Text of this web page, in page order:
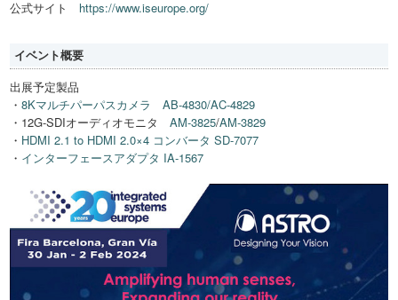
公式サイト https://www.iseurope.org/
イベント概要
出展予定製品
・8Kマルチパーパスカメラ AB-4830/AC-4829
・12G-SDIオーディオモニタAM-3825/AM-3829
・ HDMI 2.1 to HDMI 2.0×4 コンバータ SD-7077
・ インターフェースアダプタ IA-1567